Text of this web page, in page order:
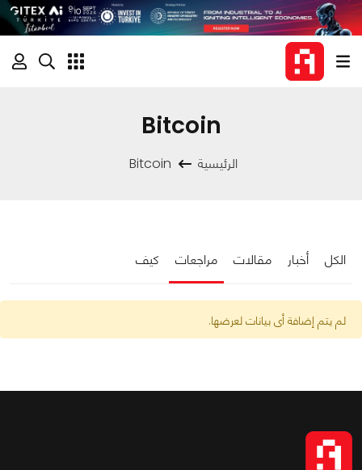
Bitcoin
الرئيسية Bitcoin
الكل أخبار مقالات مراجعات كيف
لم يتم إضافة أى بيانات لعرضها.